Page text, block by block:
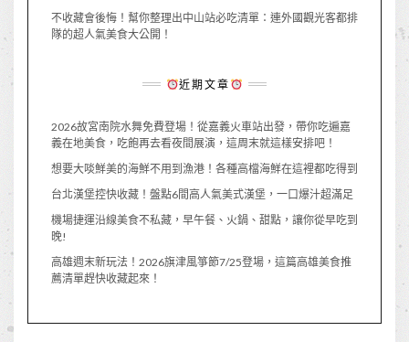
不收藏會後悔！幫你整理出中山站必吃清單：連外國觀光客都排
隊的超人氣美食大公開！
近期文章
2026故宮南院水舞免費登場！從嘉義火車站出發，帶你吃遍嘉
義在地美食，吃飽再去看夜間展演，這周末就這樣安排吧！
想要大啖鮮美的海鮮不用到漁港！各種高檔海鮮在這裡都吃得到
台北漢堡控快收藏！盤點6間高人氣美式漢堡，一口爆汁超滿足
機場捷運沿線美食不私藏，早午餐、火鍋、甜點，讓你從早吃到
晚!
高雄週末新玩法！2026旗津風箏節7/25登場，這篇高雄美食推
薦清單趕快收藏起來！